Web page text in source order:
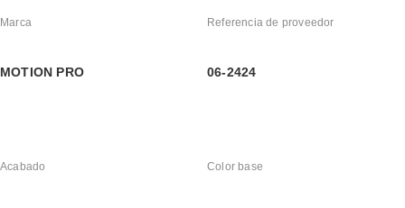
Marca
MOTION PRO
Referencia de proveedor
06-2424
Acabado Color base